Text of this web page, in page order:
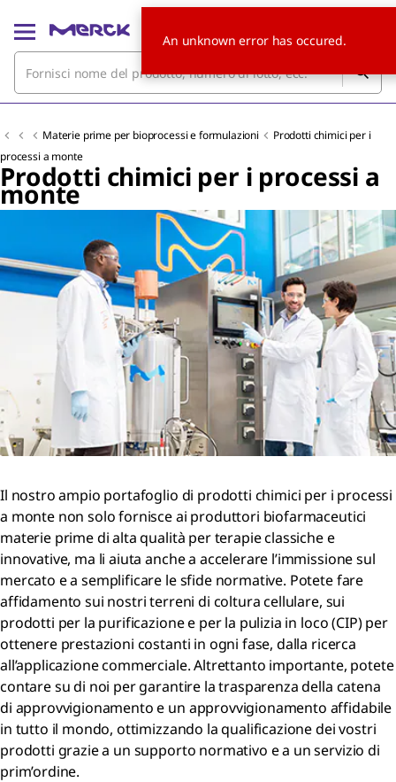
Materie prime per bioprocessi e formulazioni
Prodotti chimici per i
processi a monte
Prodotti chimici per i processi a
monte
Il nostro ampio portafoglio di prodotti chimici per i processi
a monte non solo fornisce ai produttori biofarmaceutici
materie prime di alta qualità per terapie classiche e
innovative, ma li aiuta anche a accelerare l’immissione sul
mercato e a semplificare le sfide normative. Potete fare
affidamento sui nostri terreni di coltura cellulare, sui
prodotti per la purificazione e per la pulizia in loco (CIP) per
ottenere prestazioni costanti in ogni fase, dalla ricerca
all’applicazione commerciale. Altrettanto importante, potete
contare su di noi per garantire la trasparenza della catena
di approvvigionamento e un approvvigionamento affidabile
in tutto il mondo, ottimizzando la qualificazione dei vostri
prodotti grazie a un supporto normativo e a un servizio di
prim’ordine.
An unknown error has occured.